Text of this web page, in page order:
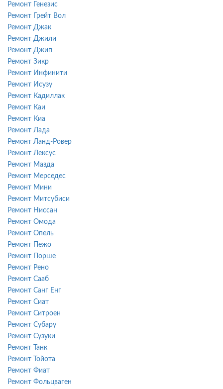
Ремонт Генезис
Ремонт Грейт Вол
Ремонт Джак
Ремонт Джили
Ремонт Джип
Ремонт Зикр
Ремонт Инфинити
Ремонт Исузу
Ремонт Кадиллак
Ремонт Каи
Ремонт Киа
Ремонт Лада
Ремонт Ланд-Ровер
Ремонт Лексус
Ремонт Мазда
Ремонт Мерседес
Ремонт Мини
Ремонт Митсубиси
Ремонт Ниссан
Ремонт Омода
Ремонт Опель
Ремонт Пежо
Ремонт Порше
Ремонт Рено
Ремонт Сааб
Ремонт Санг Енг
Ремонт Сиат
Ремонт Ситроен
Ремонт Субару
Ремонт Сузуки
Ремонт Танк
Ремонт Тойота
Ремонт Фиат
Ремонт Фольцваген